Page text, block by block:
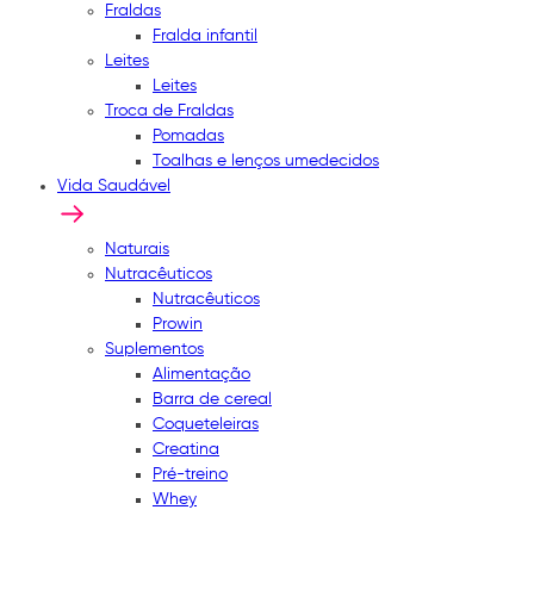
Fraldas
Fralda infantil
Leites
Leites
Troca de Fraldas
Pomadas
Toalhas e lenços umedecidos
Vida Saudável
Naturais
Nutracêuticos
Nutracêuticos
Prowin
Suplementos
Alimentação
Barra de cereal
Coqueteleiras
Creatina
Pré-treino
Whey